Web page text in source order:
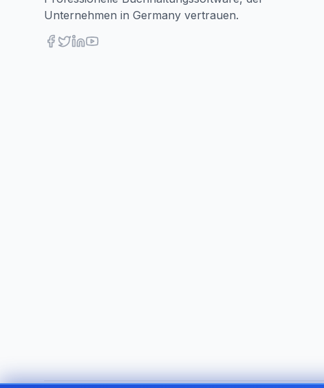
Unternehmen in Germany vertrauen.